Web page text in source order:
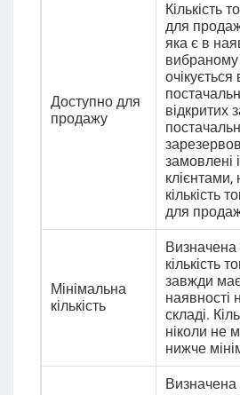
Доступно для
продажу
Кількість
для
яка є в
вибраному
очікується
відкритих
замовлені
клієнтами,
кількість
для
Мінімальна
кількість
Визначена
кількість
завжди
наявності
складі.
ніколи не
нижче